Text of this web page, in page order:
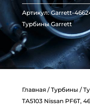
Артикул:Garrett-
Турбины Garrett
Главная/Турбины /
TA5103 Nissan PF6T,